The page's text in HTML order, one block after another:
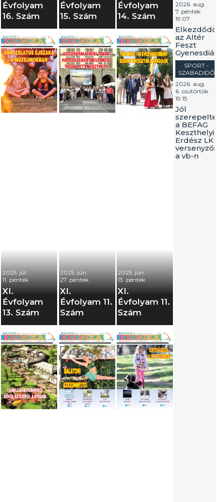
Évfolyam
16. Szám
Évfolyam
15. Szám
Évfolyam
14. Szám
2025. júl.
11. péntek
XI.
Évfolyam
13. Szám
2025. jún.
27. péntek
XI.
Évfolyam 11.
Szám
2025. jún.
13. péntek
XI.
Évfolyam 11.
Szám
2026. aug.
7. péntek
19:07
az Altér
Feszt
SPORT -
SZABADIDŐ
2026. aug.
6. csütörtök
19:15
Jól
a BEFAG
Keszthelyi
Erdész LK
versenyzői
a vb-n